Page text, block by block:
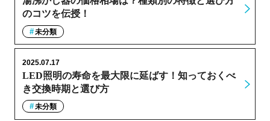
のコツを伝授！
未分類
LED照明の寿命を最大限に延ばす！知っておくべ
き交換時期と選び方
2025.07.17
未分類